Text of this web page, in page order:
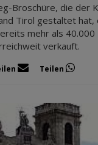
Broschüre, die der
Tirol gestaltet hat,
mehr als 40.000
verkauft.
Teilen